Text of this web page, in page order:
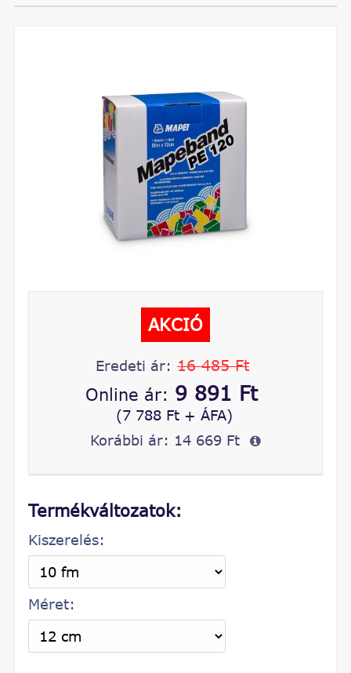
AKCIÓ
Eredeti ár: 16 485 Ft
Online ár: 9 891 Ft
(7 788 Ft + ÁFA)
Korábbi ár: 14 669 Ft
Termékváltozatok:
Kiszerelés:
Méret: